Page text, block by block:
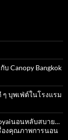
บ Canopy Bangkok
บุพเฟ่ต์ในโรงแรม
นอนหลับสบาย…
องคุณภาพการนอน